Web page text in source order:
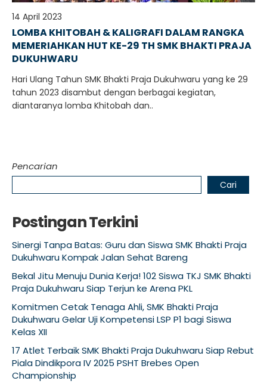
14 April 2023
LOMBA KHITOBAH & KALIGRAFI DALAM RANGKA
MEMERIAHKAN HUT KE-29 TH SMK BHAKTI PRAJA
DUKUHWARU
Hari Ulang Tahun SMK Bhakti Praja Dukuhwaru yang ke 29
tahun 2023 disambut dengan berbagai kegiatan,
diantaranya lomba Khitobah dan..
Pencarian
Cari
Postingan Terkini
Sinergi Tanpa Batas: Guru dan Siswa SMK Bhakti Praja
Dukuhwaru Kompak Jalan Sehat Bareng
Bekal Jitu Menuju Dunia Kerja! 102 Siswa TKJ SMK Bhakti
Praja Dukuhwaru Siap Terjun ke Arena PKL
Komitmen Cetak Tenaga Ahli, SMK Bhakti Praja
Dukuhwaru Gelar Uji Kompetensi LSP P1 bagi Siswa
Kelas XII
17 Atlet Terbaik SMK Bhakti Praja Dukuhwaru Siap Rebut
Piala Dindikpora IV 2025 PSHT Brebes Open
Championship